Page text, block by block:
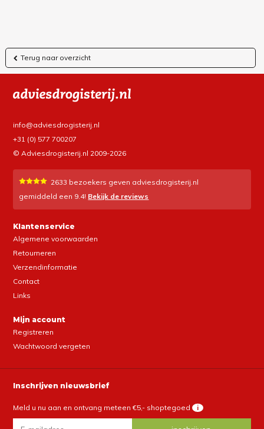
Terug naar overzicht
info@adviesdrogisterij.nl
+31 (0) 577 700207
© Adviesdrogisterij.nl 2009-2026
2633 bezoekers geven adviesdrogisterij.nl
gemiddeld een 9.4! Bekijk de reviews
Klantenservice
Algemene voorwaarden
Retourneren
Verzendinformatie
Contact
Links
Mijn account
Registreren
Wachtwoord vergeten
Inschrijven nieuwsbrief
Meld u nu aan en ontvang meteen €5,- shoptegoed i